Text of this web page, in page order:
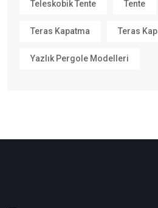
Teleskobik Tente Tente
Teras Kapatma Teras
Yazlık Pergole Modelleri